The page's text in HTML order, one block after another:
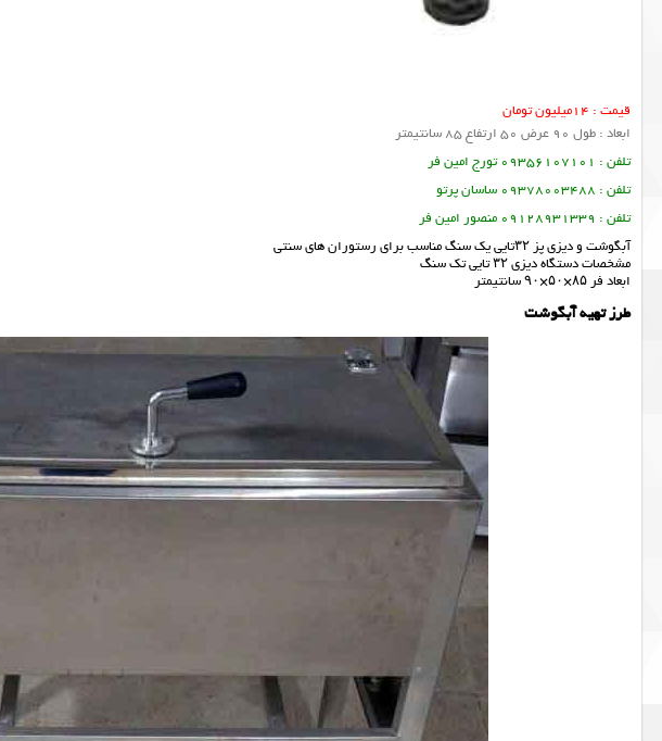
قیمت : 14میلیون تومان
ابعاد : طول 90 عرض 50 ارتفاع 85 سانتیمتر
تلفن : 09356107101 تورج امین فر
تلفن : 09378003488 ساسان پرتو
تلفن : 09128931339 منصور امین فر
آبگوشت و دیزی پز ۳۲تایی یک سنگ مناسب برای رستوران های سنتی
مشخصات دستگاه دیزی ۳۲ تایی تک سنگ
ابعاد فر ۸۵×۵۰×۹۰ سانتیمتر
طرز تهیه آبگوشت